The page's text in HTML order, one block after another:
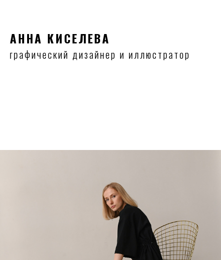
АННА КИСЕЛЕВА
графический дизайнер и иллюстратор